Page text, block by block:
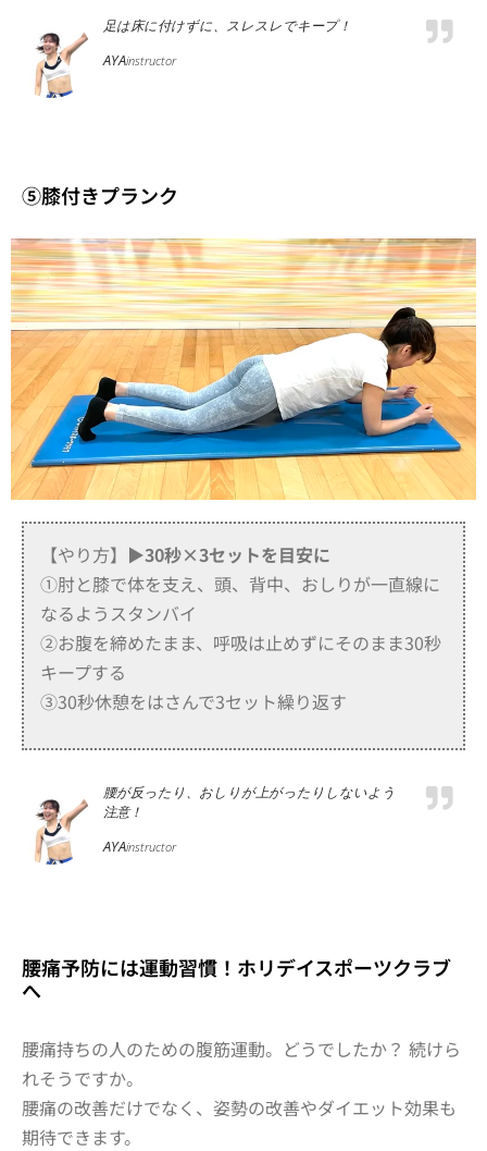
足は床に付けずに、スレスレでキープ！
AYAinstructor
⑤膝付きプランク
【やり方】 ▶30秒×3セットを目安に
①肘と膝で体を支え、頭、背中、おしりが一直線に
なるようスタンバイ
②お腹を締めたまま、呼吸は止めずにそのまま30秒
キープする
③30秒休憩をはさんで3セット繰り返す
腰が反ったり、おしりが上がったりしないよう
注意！
AYAinstructor
腰痛予防には運動習慣！ホリデイスポーツクラブ
へ
腰痛持ちの人のための腹筋運動。どうでしたか？ 続けら
れそうですか。
腰痛の改善だけでなく、姿勢の改善やダイエット効果も
期待できます。